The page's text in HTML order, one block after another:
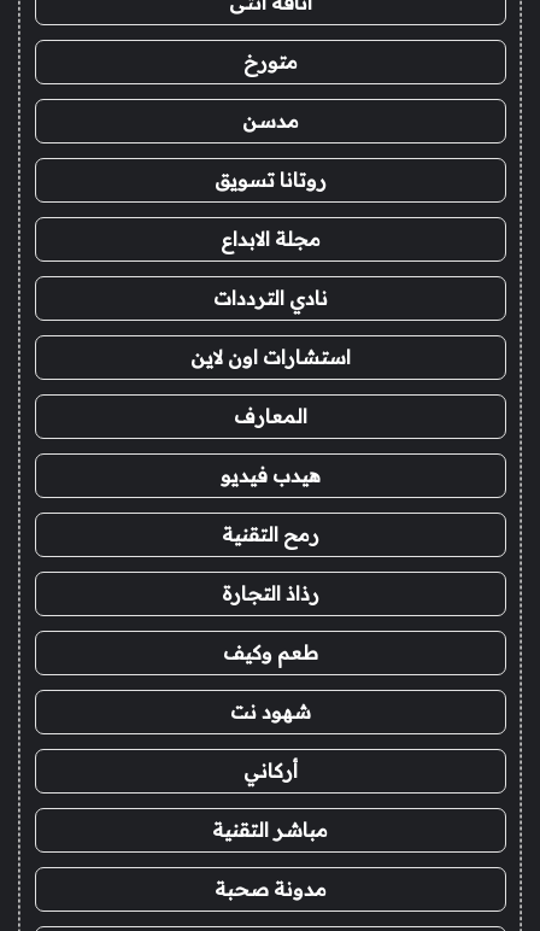
متورخ
مدسن
روتانا تسويق
مجلة الابداع
نادي الترددات
استشارات اون لاين
المعارف
هيدب فيديو
رمح التقنية
رذاذ التجارة
طعم وكيف
شهود نت
أركاني
مباشر التقنية
مدونة صحبة